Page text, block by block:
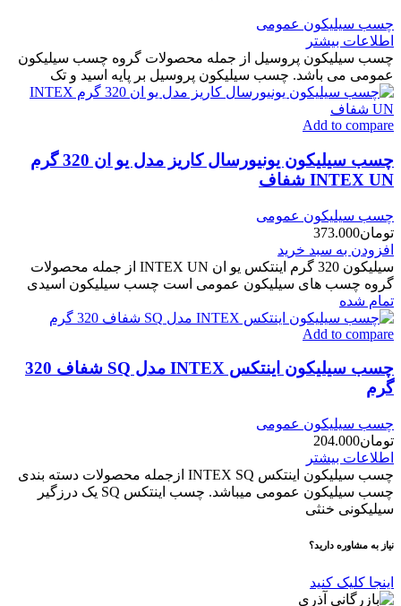
چسب سیلیکون عمومی
اطلاعات بیشتر
چسب سیلیکون پروسیل از جمله محصولات گروه چسب سیلیکون
عمومی می باشد. چسب سیلیکون پروسیل بر پایه اسید و تک
Add to compare
چسب سیلیکون یونیورسال کاریز مدل یو ان 320 گرم
INTEX UN شفاف
چسب سیلیکون عمومی
تومان373.000
افزودن به سبد خرید
سیلیکون 320 گرم اینتکس یو ان INTEX UN از جمله محصولات
گروه چسب های سیلیکون عمومی است چسب سیلیکون اسیدی
تمام شده
Add to compare
چسب سیلیکون اینتکس INTEX مدل SQ شفاف 320
گرم
چسب سیلیکون عمومی
تومان204.000
اطلاعات بیشتر
چسب سیلیکون اینتکس INTEX SQ ازجمله محصولات دسته بندی
چسب سیلیکون عمومی میباشد. چسب اینتکس SQ یک درزگیر
سیلیکونی خنثی
نیاز به مشاوره دارید؟
اینجا کلیک کنید